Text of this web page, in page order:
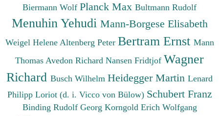
Biermann Wolf Planck Max Bultmann Rudolf
Menuhin Yehudi Mann-Borgese Elisabeth
Weigel Helene Altenberg Peter Bertram Ernst Mann
Thomas Avedon Richard Nansen Fridtjof Wagner
Richard Busch Wilhelm Heidegger Martin Lenard
Philipp Loriot (d. i. Vicco von Bülow) Schubert Franz
Binding Rudolf Georg Korngold Erich Wolfgang